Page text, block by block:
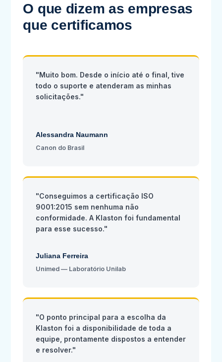
O que dizem as empresas
que certificamos
"Muito bom. Desde o início até o final, tive
todo o suporte e atenderam as minhas
solicitações."
Alessandra Naumann
Canon do Brasil
"Conseguimos a certificação ISO
9001:2015 sem nenhuma não
conformidade. A Klaston foi fundamental
para esse sucesso."
Juliana Ferreira
Unimed — Laboratório Unilab
"O ponto principal para a escolha da
Klaston foi a disponibilidade de toda a
equipe, prontamente dispostos a entender
e resolver."